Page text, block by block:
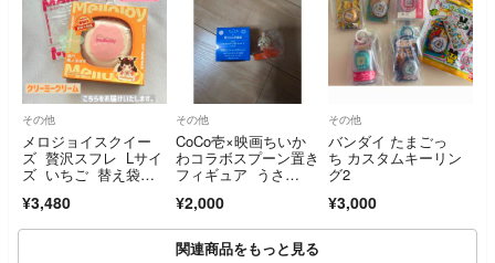
その他
メロジョイスクイー
ズ 贅沢スフレ Lサイ
ズ いちご 替え袋付
¥3,480
その他
CoCo壱×映画ちいか
わコラボスプーン置き
フィギュア うさ
¥2,000
その他
バンダイ たまごっ
ち カスタムキーリン
グ2
¥3,000
関連商品をもっと見る